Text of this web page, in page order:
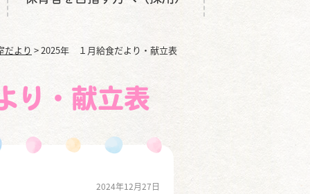
だより >2025年 １月給食だより・献立表
・献立表
2024年12月27日